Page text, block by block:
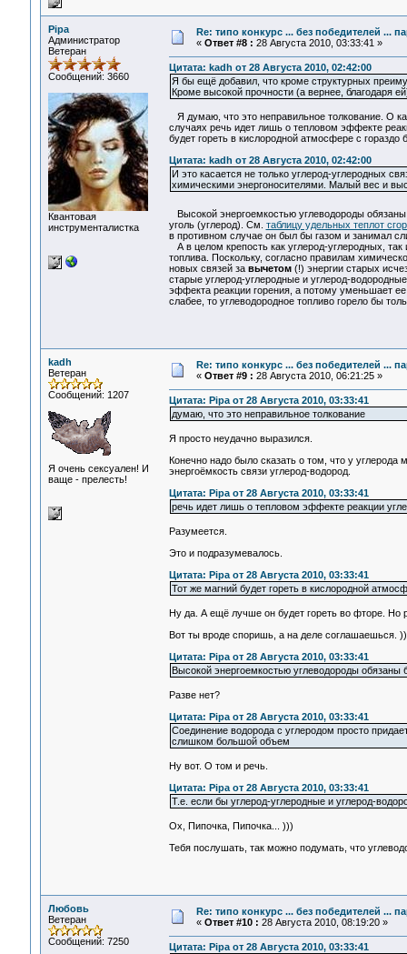
Pipa
Администратор
Ветеран
Сообщений: 3660
Квантовая
инструменталистка
Re: типо конкурс ... без победителей ...
« Ответ #8 : 28 Августа 2010, 03:33:41 »
Цитата: kadh от 28 Августа 2010, 02:42:00
Я бы ещё добавил, что кроме структурных
Кроме высокой прочности (а вернее, благодаря
Я думаю, что это неправильное толкование. О
случаях речь идет лишь о тепловом эффекте
будет гореть в кислородной атмосфере с
Цитата: kadh от 28 Августа 2010, 02:42:00
И это касается не только углерод-углеродных
химическими энергоносителями. Малый вес и
Высокой энергоемкостью углеводороды
уголь (углерод). См. таблицу удельных теплот
в противном случае он был бы газом и занимал
А в целом крепость как углерод-углеродных,
топлива. Поскольку, согласно правилам
новых связей за вычетом(!) энергии старых
старые углерод-углеродные и углерод-
эффекта реакции горения, а потому уменьшает
слабее, то углеводородное топливо горело бы
kadh
Ветеран
Сообщений: 1207
Я очень сексуален! И
ваще - прелесть!
Re: типо конкурс ... без победителей ...
« Ответ #9 : 28 Августа 2010, 06:21:25 »
Цитата: Pipa от 28 Августа 2010, 03:33:41
думаю, что это неправильное толкование
Я просто неудачно выразился.
Конечно надо было сказать о том, что у
энергоёмкость связи углерод-водород.
Цитата: Pipa от 28 Августа 2010, 03:33:41
речь идет лишь о тепловом эффекте реакции
Разумеется.
Это и подразумевалось.
Цитата: Pipa от 28 Августа 2010, 03:33:41
Тот же магний будет гореть в кислородной
Ну да. А ещё лучше он будет гореть во фторе. Но
Вот ты вроде споришь, а на деле соглашаешься.
Цитата: Pipa от 28 Августа 2010, 03:33:41
Высокой энергоемкостью углеводороды обязаны
Разве нет?
Цитата: Pipa от 28 Августа 2010, 03:33:41
Соединение водорода с углеродом просто
слишком большой объем
Ну вот. О том и речь.
Цитата: Pipa от 28 Августа 2010, 03:33:41
Т.е. если бы углерод-углеродные и углерод-
Ох, Пипочка, Пипочка... )))
Тебя послушать, так можно подумать, что
Любовь
Ветеран
Сообщений: 7250
Re: типо конкурс ... без победителей ...
« Ответ #10 : 28 Августа 2010, 08:19:20 »
Цитата: Pipa от 28 Августа 2010, 03:33:41